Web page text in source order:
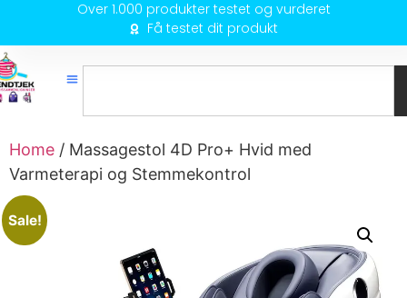
Over 1.000 produkter testet og vurderet
Få testet dit produkt
Home / Massagestol 4D Pro+ Hvid med
Varmeterapi og Stemmekontrol
Sale!